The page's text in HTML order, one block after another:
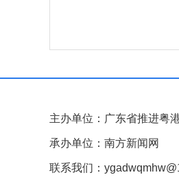
主办单位：广东省推进粤
承办单位：南方新闻网
联系我们：